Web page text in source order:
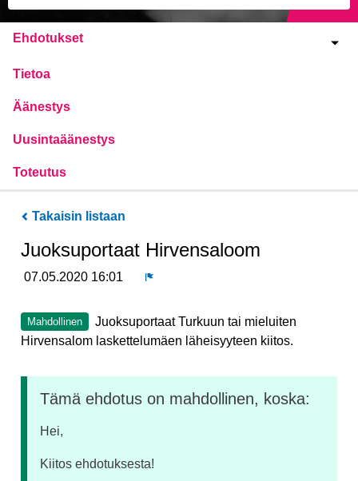
Ehdotukset
Tietoa
Äänestys
Uusintaäänestys
Toteutus
Takaisin listaan
Juoksuportaat Hirvensaloom
07.05.2020 16:01
Mahdollinen
Juoksuportaat Turkuun tai mieluiten
Hirvensalom laskettelumäen läheisyyteen kiitos.
Tämä ehdotus on mahdollinen, koska:
Hei,
Kiitos ehdotuksesta!